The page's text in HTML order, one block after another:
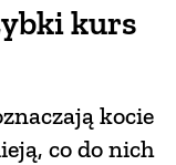
kurs
kocie
co do nich